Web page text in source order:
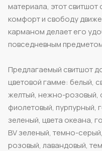
материала, этот
комфорт и свободу
карманом делает его
повседневным
Предлагаемый свитшот
цветовой гамме: белый,
желтый, нежно-розовый,
фиолетовый, пурпурный,
зеленый, цвета океана,
BV зеленый, темно-
розовый, лавандовый,